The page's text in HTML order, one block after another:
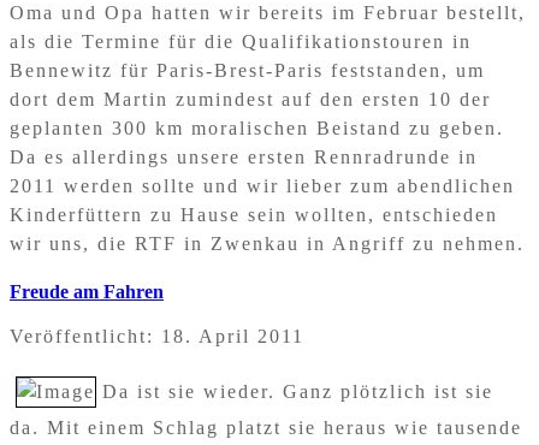
Oma und Opa hatten wir bereits im Februar bestellt,
als die Termine für die Qualifikationstouren in
Bennewitz für Paris-Brest-Paris feststanden, um
dort dem Martin zumindest auf den ersten 10 der
geplanten 300 km moralischen Beistand zu geben.
Da es allerdings unsere ersten Rennradrunde in
2011 werden sollte und wir lieber zum abendlichen
Kinderfüttern zu Hause sein wollten, entschieden
wir uns, die RTF in Zwenkau in Angriff zu nehmen.
Freude am Fahren
Veröffentlicht: 18. April 2011
Da ist sie wieder. Ganz plötzlich ist sie
da. Mit einem Schlag platzt sie heraus wie tausende